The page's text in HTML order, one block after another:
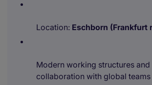
Location: Eschborn (Frankfurt
Modern working structures and
collaboration with global teams